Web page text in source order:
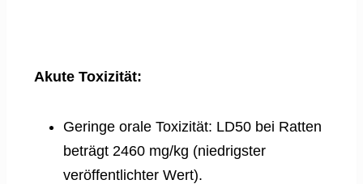
Akute Toxizität:
Geringe orale Toxizität: LD50 bei Ratten
beträgt 2460 mg/kg (niedrigster
veröffentlichter Wert).